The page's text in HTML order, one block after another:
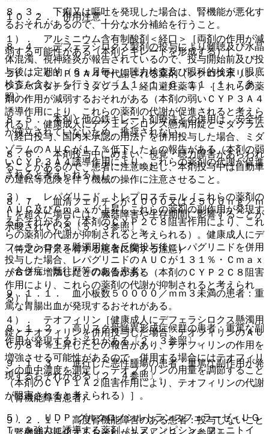
１０．２． 併用注意：
１）． アルミニウム含有制酸剤＜経口＞［両剤の作用が減
弱する可能性がある（本剤とキレートを形成する）］。
２）． ＣＹＰ３Ａ４で代謝される薬剤（シクロスポリン、
シンバスタチン、ミダゾラム、経口避妊薬等）［これらの薬
剤の作用が減弱するおそれがある（本剤の弱いＣＹＰ３Ａ４
誘導作用により、これらの薬剤の代謝が促進されると考えら
れる）。健康成人にデフェラシロクス懸濁用錠とミダゾラム
（経口投与、国内未承認の用法）を併用投与した場合、ミダ
ゾラムのＡＵＣが１７％低下したとの報告がある（本剤の弱
いＣＹＰ３Ａ４誘導作用により、これらの薬剤の代謝が促進
されると考えられる）］。
３）． レパグリニド、トレプロスチニル［これらの薬剤の
ＡＵＣ及びＣｍａｘが上昇しこれらの薬剤の副作用が発現す
るおそれがある（本剤のＣＹＰ２Ｃ８阻害作用により、これ
らの薬剤の代謝が抑制されると考えられる）。健康成人にデ
フェラシロクス懸濁用錠を反復投与後にレパグリニドを併用
投与した場合、レパグリニドのＡＵＣが１３１％・Ｃｍａｘ
が６２％増加したとの報告がある（本剤のＣＹＰ２Ｃ８阻害
作用により、これらの薬剤の代謝が抑制されると考えられ
る）］。
４）． テオフィリン［健康成人にデフェラシロクス懸濁用
錠とテオフィリンを併用投与した場合、テオフィリンのＡＵ
Ｃが８４％上昇したとの報告があり、テオフィリンの作用を
増強させる可能性があるので、併用する場合にはテオフィリ
ンの血中濃度を測定し、テオフィリンの用量を調節すること
（本剤のＣＹＰ１Ａ２阻害作用により、テオフィリンの代謝
が阻害されると考えられる）］。
５）． ＵＤＰ−グルクロノシルトランスフェラーゼ＜ＵＧ
Ｔ＞を強力に誘導する薬剤（リファンピシン、フェニトイ
８．３． 下痢又は嘔吐を発現した場合は、腎機能が悪化す
るおそれがあるので、十分な水分補給を行うこと。
８．４． デフェラシロクス製剤の投与により難聴及び水晶
体混濁、視神経炎が報告されているので、投与開始前及び投
与後は定期的（６ヵ月毎）に聴力検査及び眼科的検査（眼底
検査を含む）を行うこと〔１１．１．６、１１．１．７参
照〕。
８．５． 本剤と他の鉄キレート剤療法との併用は、安全性
が確立されていないため、推奨されない。
８．６． 本剤投与中にめまい、視覚・聴力障害があらわれ
ることがあるので、患者に注意喚起し、本剤投与中は自動車
の運転等危険を伴う機械の操作に注意させること。
８．７． 血清フェリチンが１０００又は２５００ｎｇ／ｍ
Ｌを超えた場合には、臓器障害や生存期間に影響することが
示唆されている〔５．３参照〕。
（特定の背景を有する患者に関する注意）
（合併症・既往歴等のある患者）
９．１．１． 血小板数５００００／ｍｍ３未満の患者：重
篤な胃腸出血が発現するおそれがある。
９．１．２． 高リスク骨髄異形成症候群の患者：重篤な副
作用が発現するおそれがある〔２．３参照〕。
９．１．３． 進行した悪性腫瘍の患者：重篤な副作用が発
現するおそれがある〔２．４参照〕。
（腎機能障害患者）
９．２．１． 高度腎機能障害のある患者：投与しないこと